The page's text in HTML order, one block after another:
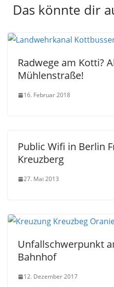
Das könnte dir
Radwege am Kotti?
Mühlenstraße!
16. Februar 2018
Public Wifi in Berlin
Kreuzberg
27. Mai 2013
Unfallschwerpunkt
Bahnhof
12. Dezember 2017